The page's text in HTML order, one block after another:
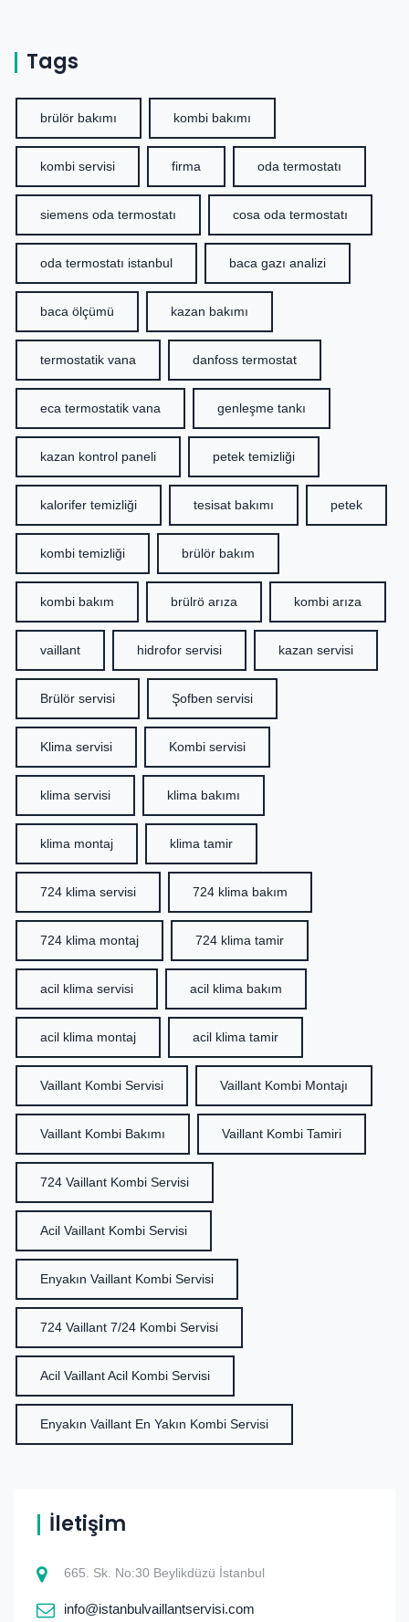
Tags
brülör bakımı kombi bakımı
kombi servisi firma oda termostatı
siemens oda termostatı cosa oda termostatı
oda termostatı istanbul baca gazı analizi
baca ölçümü kazan bakımı
termostatik vana danfoss termostat
eca termostatik vana genleşme tankı
kazan kontrol paneli petek temizliği
kalorifer temizliği tesisat bakımı petek
kombi temizliği brülör bakım
kombi bakım brülrö arıza kombi arıza
vaillant hidrofor servisi kazan servisi
Brülör servisi Şofben servisi
Klima servisi Kombi servisi
klima servisi klima bakımı
klima montaj klima tamir
724 klima servisi 724 klima bakım
724 klima montaj 724 klima tamir
acil klima servisi acil klima bakım
acil klima montaj acil klima tamir
Vaillant Kombi Servisi Vaillant Kombi Montajı
Vaillant Kombi Bakımı Vaillant Kombi Tamiri
724 Vaillant Kombi Servisi
Acil Vaillant Kombi Servisi
Enyakın Vaillant Kombi Servisi
724 Vaillant 7/24 Kombi Servisi
Acil Vaillant Acil Kombi Servisi
Enyakın Vaillant En Yakın Kombi Servisi
İletişim
665. Sk. No:30 Beylikdüzü İstanbul
info@istanbulvaillantservisi.com